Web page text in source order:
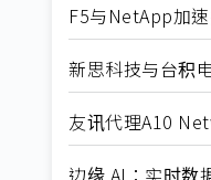
F5与NetApp加
新思科技与台积
友讯代理A10
边缘 AI：实时数